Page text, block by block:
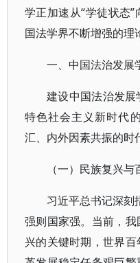
学正加速从“学徒状态
国法学界不断增强的理
一、中国法治发展
建设中国法治发
特色社会主义新时代
汇、内外因素共振的时
（一）民族复兴
习近平总书记深刻
强则国家强。当前，
兴的关键时期，世界